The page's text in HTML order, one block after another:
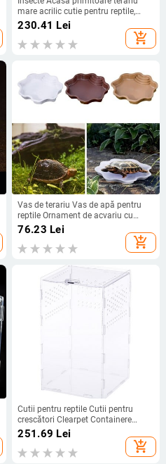
mare acrilic cutie pentru reptile,
rezistente, transparente, animale de
companie, pentru animale cu sânge
rece, reptile animale de companie
230.41 Lei
add_shopping_cart
Vas de terariu Vas de apă pentru
reptile Ornament de acvariu cu
rampă, farfurie pentru vase de
terariu, bol de apă pentru reptile
pentru broaște țestoase, broaște
76.23 Lei
add_shopping_cart
Cutii pentru reptile Cutii pentru
crescători Clearpet Containere
Crescători de șopârle
Habitatincubatoare transparente
Suporturi de depozitare pentru
251.69 Lei
add_shopping_cart